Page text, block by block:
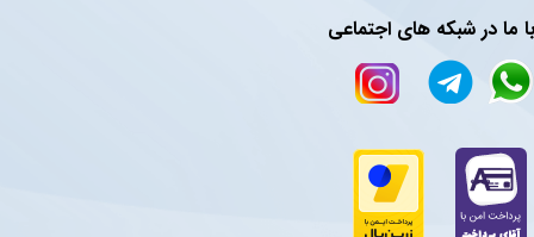
ما در شبکه های اجتماعی